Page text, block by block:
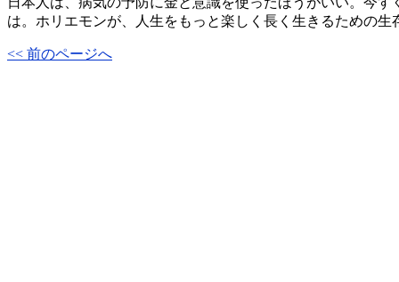
は。ホリエモンが、人生をもっと楽しく長く生きるための生
<< 前のページへ